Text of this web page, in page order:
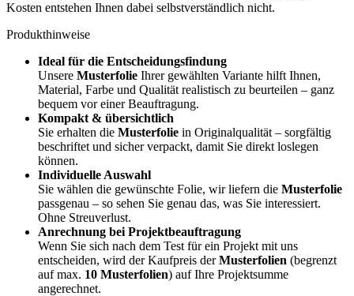
Kosten entstehen Ihnen dabei selbstverständlich nicht.
Produkthinweise
Ideal für die Entscheidungsfindung
Unsere Musterfolie Ihrer gewählten Variante hilft Ihnen,
Material, Farbe und Qualität realistisch zu beurteilen – ganz
bequem vor einer Beauftragung.
Kompakt & übersichtlich
Sie erhalten die Musterfolie in Originalqualität – sorgfältig
beschriftet und sicher verpackt, damit Sie direkt loslegen
können.
Individuelle Auswahl
Sie wählen die gewünschte Folie, wir liefern die Musterfolie
passgenau – so sehen Sie genau das, was Sie interessiert.
Ohne Streuverlust.
Anrechnung bei Projektbeauftragung
Wenn Sie sich nach dem Test für ein Projekt mit uns
entscheiden, wird der Kaufpreis derMusterfolien (begrenzt
auf max. 10 Musterfolien) auf Ihre Projektsumme
angerechnet.